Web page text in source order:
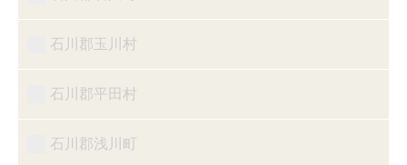
石川郡玉川村
石川郡平田村
石川郡浅川町